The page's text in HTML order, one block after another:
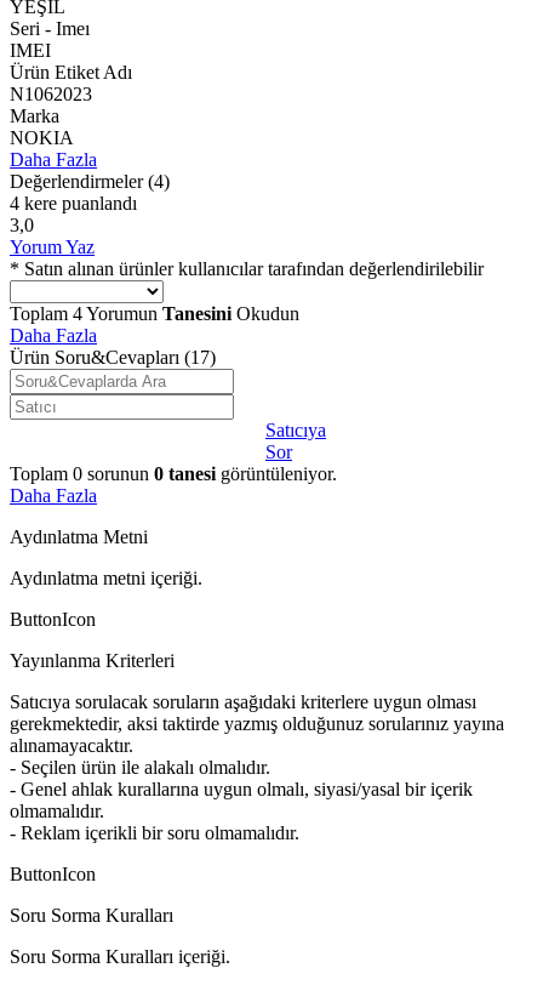
YEŞİL
Seri - Imeı
IMEI
Ürün Etiket Adı
N1062023
Marka
NOKIA
Daha Fazla
Değerlendirmeler (4)
4 kere puanlandı
3,0
Yorum Yaz
* Satın alınan ürünler kullanıcılar tarafından değerlendirilebilir
Toplam 4Yorumun Tanesini Okudun
Daha Fazla
Ürün Soru&Cevapları (17)
Satıcıya
Sor
Toplam 0 sorunun 0 tanesi görüntüleniyor.
Daha Fazla
Aydınlatma Metni
Aydınlatma metni içeriği.
ButtonIcon
Yayınlanma Kriterleri
Satıcıya sorulacak soruların aşağıdaki kriterlere uygun olması
gerekmektedir, aksi taktirde yazmış olduğunuz sorularınız yayına
alınamayacaktır.
- Seçilen ürün ile alakalı olmalıdır.
- Genel ahlak kurallarına uygun olmalı, siyasi/yasal bir içerik
olmamalıdır.
- Reklam içerikli bir soru olmamalıdır.
ButtonIcon
Soru Sorma Kuralları
Soru Sorma Kuralları içeriği.